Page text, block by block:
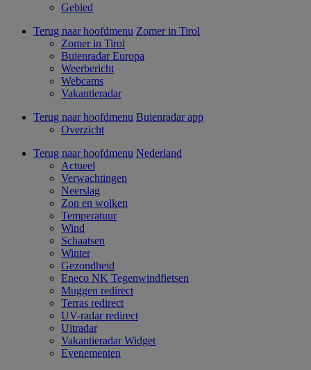
Gebied
Terug naar hoofdmenu Zomer in Tirol
Zomer in Tirol
Buienradar Europa
Weerbericht
Webcams
Vakantieradar
Terug naar hoofdmenu Buienradar app
Overzicht
Terug naar hoofdmenu Nederland
Actueel
Verwachtingen
Neerslag
Zon en wolken
Temperatuur
Wind
Schaatsen
Winter
Gezondheid
Eneco NK Tegenwindfietsen
Muggen redirect
Terras redirect
UV-radar redirect
Uitradar
Vakantieradar Widget
Evenementen